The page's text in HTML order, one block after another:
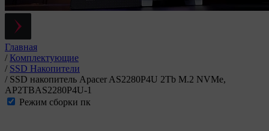
Главная
/ Комплектующие
/ SSD Накопители
/ SSD накопитель Apacer AS2280P4U 2Tb M.2 NVMe,
AP2TBAS2280P4U-1
Режим сборки пк